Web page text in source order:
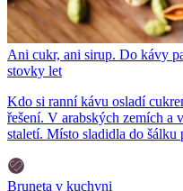
Ani cukr, ani sirup. Do kávy
stovky let
Kdo si ranní kávu osladí
řešení. V arabských zemích a
staletí. Místo sladidla do šálku
Bruneta v kuchyni